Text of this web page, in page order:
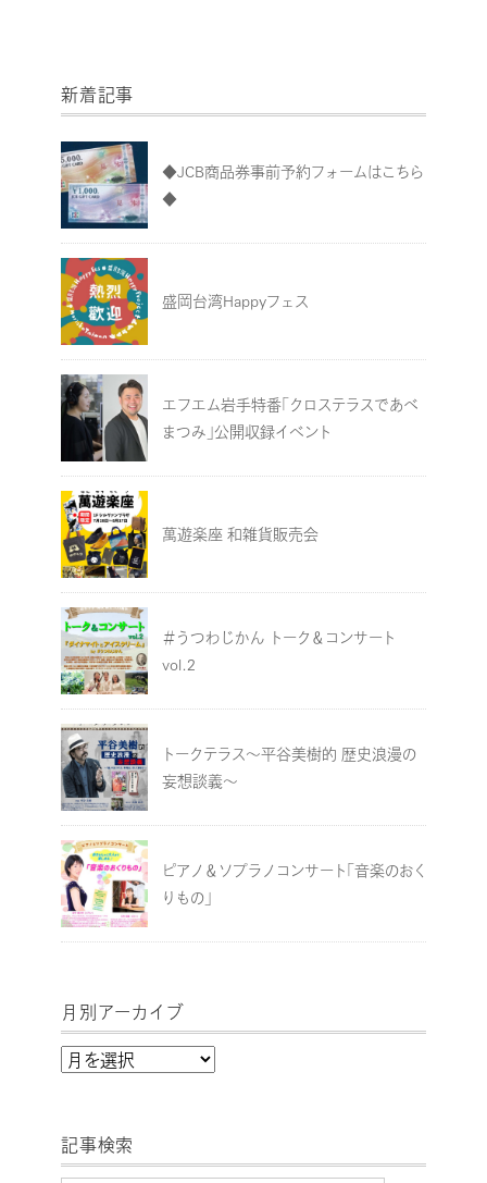
新着記事
◆JCB商品券事前予約フォームはこちら
◆
盛岡台湾Happyフェス
エフエム岩手特番「クロステラスであべ
まつみ」公開収録イベント
萬遊楽座 和雑貨販売会
＃うつわじかん トーク＆コンサート
vol.2
トークテラス～平谷美樹的 歴史浪漫の
妄想談義～
ピアノ＆ソプラノコンサート「音楽のおく
りもの」
月別アーカイブ
月
ー
記事検索